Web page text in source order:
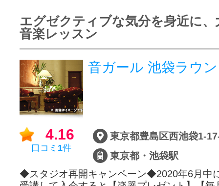
エグゼクティブな気分を身近に、
音楽レッスン
音ガール 池袋ラウ
4.16
口コミ 1件
東京都・池袋駅
◆スタジオ再開キャンペーン◆2020年6月中